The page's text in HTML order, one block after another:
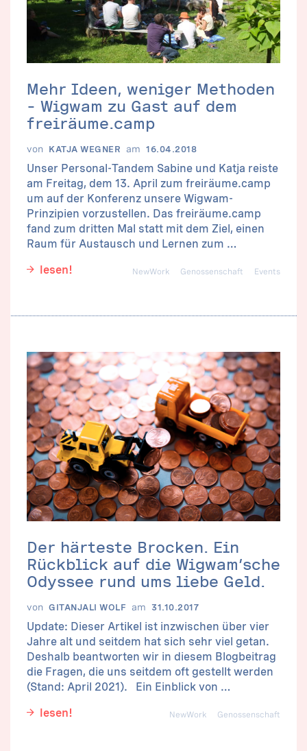
Mehr Ideen, weniger Methoden
– Wigwam zu Gast auf dem
freiräume.camp
von KATJA WEGNER am 16.04.2018
Unser Personal-Tandem Sabine und Katja reiste
am Freitag, dem 13. April zum freiräume.camp
um auf der Konferenz unsere Wigwam-
Prinzipien vorzustellen. Das freiräume.camp
fand zum dritten Mal statt mit dem Ziel, einen
Raum für Austausch und Lernen zum …
lesen!
Events
Genossenschaft
NewWork
Der härteste Brocken. Ein
Rückblick auf die Wigwam’sche
Odyssee rund ums liebe Geld.
von GITANJALI WOLF am 31.10.2017
Update: Dieser Artikel ist inzwischen über vier
Jahre alt und seitdem hat sich sehr viel getan.
Deshalb beantworten wir in diesem Blogbeitrag
die Fragen, die uns seitdem oft gestellt werden
(Stand: April 2021). Ein Einblick von …
lesen!
Genossenschaft
NewWork